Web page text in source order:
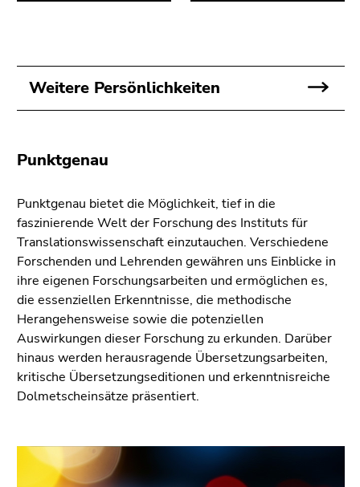
4)
Zusatzinformationen
(Zugriffstaste
Seiteneinstellungen
(Zugriffstaste
8)
Zur
Suche
(Zugriffstaste
9)
Weitere Persönlichkeiten
Punktgenau
Punktgenau bietet die Möglichkeit, tief in die
faszinierende Welt der Forschung des Instituts für
Translationswissenschaft einzutauchen. Verschiedene
Forschenden und Lehrenden gewähren uns Einblicke in
ihre eigenen Forschungsarbeiten und ermöglichen es,
die essenziellen Erkenntnisse, die methodische
Herangehensweise sowie die potenziellen
Auswirkungen dieser Forschung zu erkunden. Darüber
hinaus werden herausragende Übersetzungsarbeiten,
kritische Übersetzungseditionen und erkenntnisreiche
Dolmetscheinsätze präsentiert.